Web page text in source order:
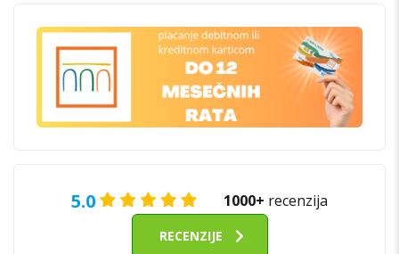
5.0 1000+ recenzija
RECENZIJE